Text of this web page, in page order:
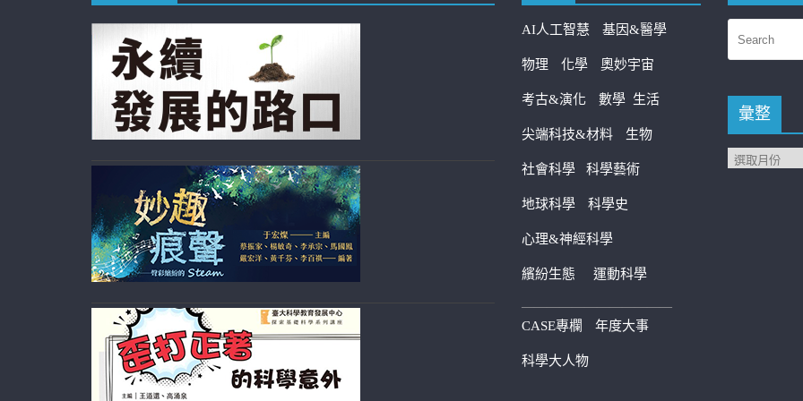
AI人工智慧 基因&醫學
物理 化學 奧妙宇宙
考古&演化 數學 生活
尖端科技&材料 生物
社會科學 科學藝術
地球科學 科學史
心理&神經科學
繽紛生態 運動科學
————————————
CASE專欄 年度大事
科學大人物
彙整